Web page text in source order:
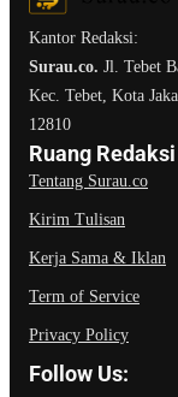
Kantor Redaksi:
Surau.co. Jl. Tebet
Kec. Tebet, Kota
12810
Ruang Redaksi
Tentang Surau.co
Kirim Tulisan
Kerja Sama & Iklan
Term of Service
Privacy Policy
Follow Us: